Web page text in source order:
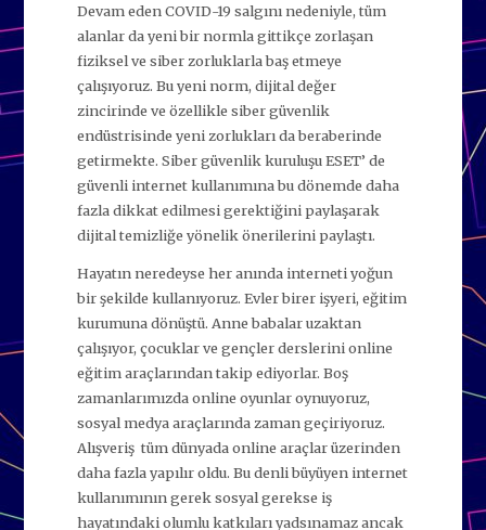
Devam eden COVID-19 salgını nedeniyle, tüm
alanlar da yeni bir normla gittikçe zorlaşan
fiziksel ve siber zorluklarla baş etmeye
çalışıyoruz. Bu yeni norm, dijital değer
zincirinde ve özellikle siber güvenlik
endüstrisinde yeni zorlukları da beraberinde
getirmekte. Siber güvenlik kuruluşu ESET’ de
güvenli internet kullanımına bu dönemde daha
fazla dikkat edilmesi gerektiğini paylaşarak
dijital temizliğe yönelik önerilerini paylaştı.
Hayatın neredeyse her anında interneti yoğun
bir şekilde kullanıyoruz. Evler birer işyeri, eğitim
kurumuna dönüştü. Anne babalar uzaktan
çalışıyor, çocuklar ve gençler derslerini online
eğitim araçlarından takip ediyorlar. Boş
zamanlarımızda online oyunlar oynuyoruz,
sosyal medya araçlarında zaman geçiriyoruz.
Alışveriş tüm dünyada online araçlar üzerinden
daha fazla yapılır oldu. Bu denli büyüyen internet
kullanımının gerek sosyal gerekse iş
hayatındaki olumlu katkıları yadsınamaz ancak